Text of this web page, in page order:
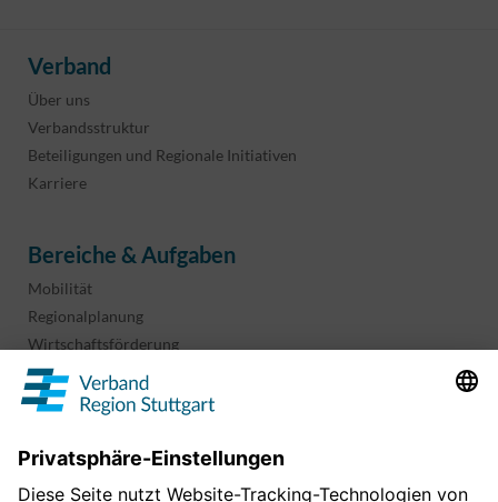
Verband
Über uns
Verbandsstruktur
Beteiligungen und Regionale Initiativen
Karriere
Bereiche & Aufgaben
Mobilität
Regionalplanung
Wirtschaftsförderung
Sport und Kultur
Projekte & Programme